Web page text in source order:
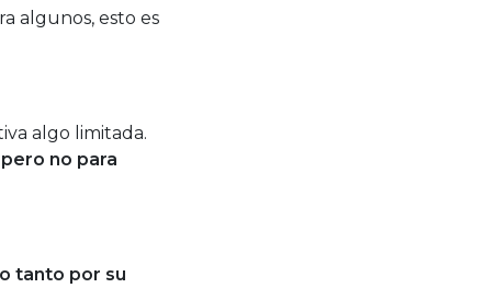
algunos, esto es
algo limitada.
no para
tanto por su